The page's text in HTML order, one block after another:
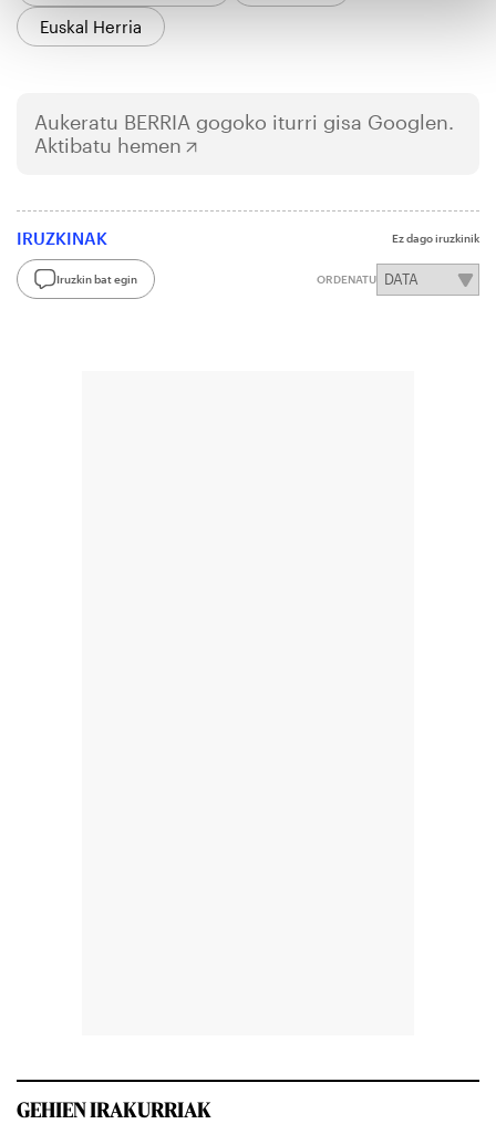
Euskal Herria
Aukeratu BERRIA gogoko iturri gisa Googlen.
Aktibatu hemen
IRUZKINAK Ez dago iruzkinik
Iruzkin bat egin ORDENATU
GEHIEN IRAKURRIAK